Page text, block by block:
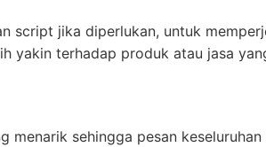
script jika diperlukan, untuk
yakin terhadap produk atau jasa
menarik sehingga pesan